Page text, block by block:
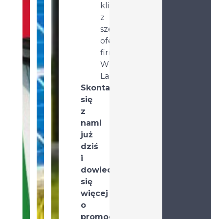
klimatyzator
z
szerokiej
oferty
firmy
White
Label
Skontaktuj
się
z
nami
już
dziś
i
dowiedz
się
więcej
o
promocji!